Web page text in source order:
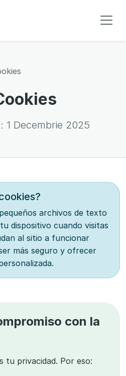
1 Decembrie 2025
archivos de texto
dispositivo cuando visitas
al sitio a funcionar
más seguro y ofrecer
con la
tu privacidad. Por eso: